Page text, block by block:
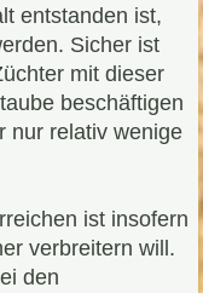
entstanden ist,
Sicher ist
mit dieser
beschäftigen
nur relativ wenige
ist insofern
verbreitern will.
den